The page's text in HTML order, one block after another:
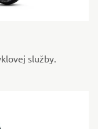
služby.